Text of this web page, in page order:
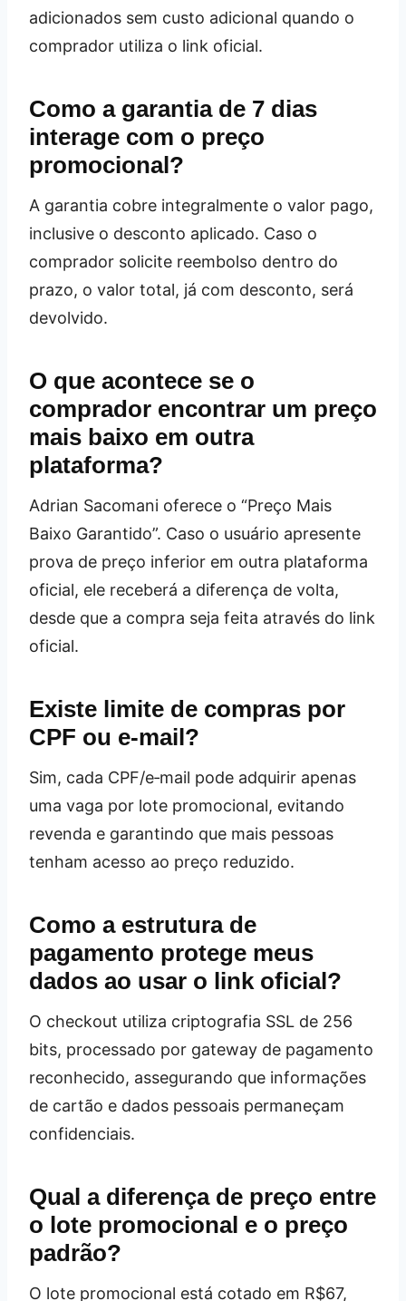
adicionados sem custo adicional quando o
comprador utiliza o link oficial.
Como a garantia de 7 dias
interage com o preço
promocional?
A garantia cobre integralmente o valor pago,
inclusive o desconto aplicado. Caso o
comprador solicite reembolso dentro do
prazo, o valor total, já com desconto, será
devolvido.
O que acontece se o
comprador encontrar um preço
mais baixo em outra
plataforma?
Adrian Sacomani oferece o “Preço Mais
Baixo Garantido”. Caso o usuário apresente
prova de preço inferior em outra plataforma
oficial, ele receberá a diferença de volta,
desde que a compra seja feita através do link
oficial.
Existe limite de compras por
CPF ou e‑mail?
Sim, cada CPF/e‑mail pode adquirir apenas
uma vaga por lote promocional, evitando
revenda e garantindo que mais pessoas
tenham acesso ao preço reduzido.
Como a estrutura de
pagamento protege meus
dados ao usar o link oficial?
O checkout utiliza criptografia SSL de 256
bits, processado por gateway de pagamento
reconhecido, assegurando que informações
de cartão e dados pessoais permaneçam
confidenciais.
Qual a diferença de preço entre
o lote promocional e o preço
padrão?
O lote promocional está cotado em R$67,